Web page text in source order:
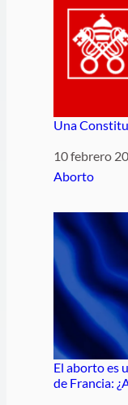
Una
Fecha
10 febrero
Respecto a
Aborto
El aborto es
de Francia: